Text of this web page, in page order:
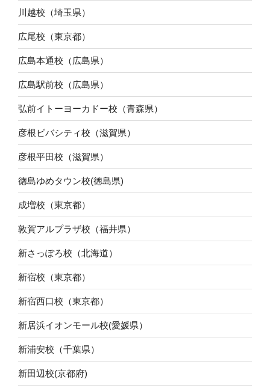
川越校（埼玉県）
広尾校（東京都）
広島本通校（広島県）
広島駅前校（広島県）
弘前イトーヨーカドー校（青森県）
彦根ビバシティ校（滋賀県）
彦根平田校（滋賀県）
徳島ゆめタウン校(徳島県)
成増校（東京都）
敦賀アルプラザ校（福井県）
新さっぽろ校（北海道）
新宿校（東京都）
新宿西口校（東京都）
新居浜イオンモール校(愛媛県）
新浦安校（千葉県）
新田辺校(京都府)